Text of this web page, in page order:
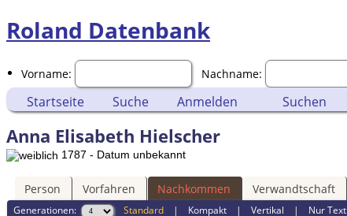
Roland Datenbank
Vorname: Nachname:
Startseite Suche Anmelden Suchen
Anna Elisabeth Hielscher
1787 - Datum unbekannt
Person Vorfahren Nachkommen Verwandtschaft
Generationen: Standard | Kompakt |Vertikal | Nur Text